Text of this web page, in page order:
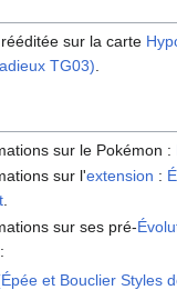
sur la carte
TG03).
sur le Pokémon :
sur l'extension :
.
sur ses pré-
:
et Bouclier Styles